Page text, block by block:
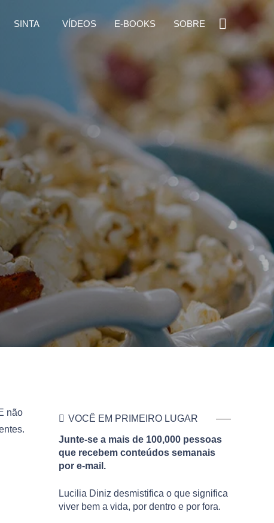
SINTA VÍDEOS E-BOOKS SOBRE
não
VOCÊ EM PRIMEIRO LUGAR
Junte-se a mais de 100,000 pessoas
que recebem conteúdos semanais
por e-mail.
Lucilia Diniz desmistifica o que significa
viver bem a vida, por dentro e por fora.